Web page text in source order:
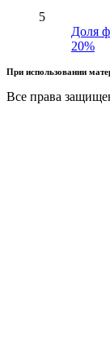
5
Доля
20%
При использовании
Все права